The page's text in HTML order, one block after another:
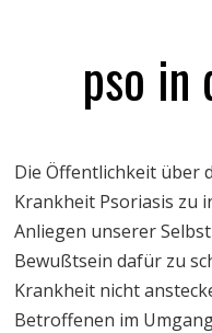
pso in
Die Öffentlichkeit über
Krankheit Psoriasis zu
Anliegen unserer
Bewußtsein dafür zu
Krankheit nicht
Betroffenen im